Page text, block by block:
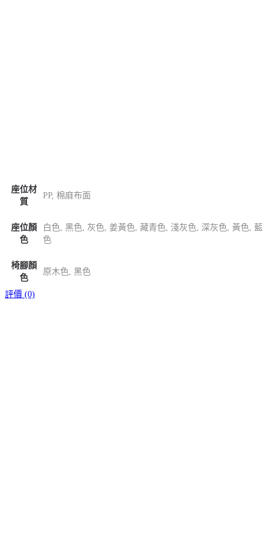
座位材
質
PP, 棉麻布面
座位顏
色
白色, 黑色, 灰色, 姜黃色, 藏青色, 淺灰色, 深灰色, 黃色, 藍
色
椅腳顏
色
原木色, 黑色
評價 (0)